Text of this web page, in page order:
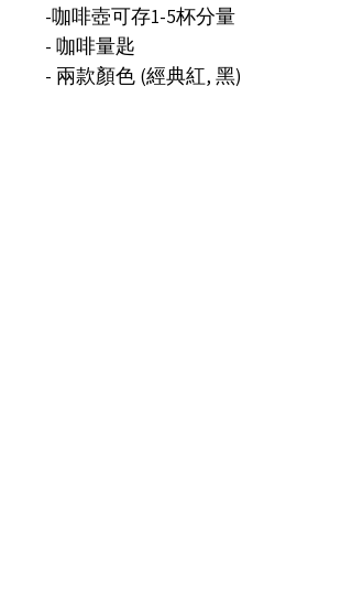
-咖啡壺可存1-5杯分量
- 咖啡量匙
- 兩款顏色 (經典紅, 黑)